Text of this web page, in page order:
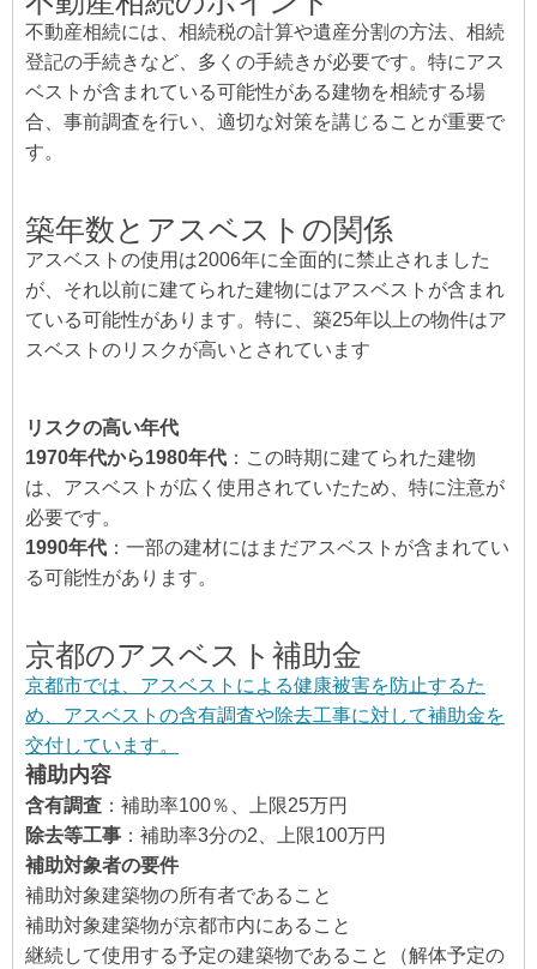
不動産相続には、相続税の計算や遺産分割の方法、相続
登記の手続きなど、多くの手続きが必要です。特にアス
ベストが含まれている可能性がある建物を相続する場
合、事前調査を行い、適切な対策を講じることが重要で
す。
築年数とアスベストの関係
アスベストの使用は2006年に全面的に禁止されました
が、それ以前に建てられた建物にはアスベストが含まれ
ている可能性があります。特に、築25年以上の物件はア
スベストのリスクが高いとされています
リスクの高い年代
1970年代から1980年代 ：この時期に建てられた建物
は、アスベストが広く使用されていたため、特に注意が
必要です。
1990年代 ：一部の建材にはまだアスベストが含まれてい
る可能性があります。
京都のアスベスト補助金
京都市では、アスベストによる健康被害を防止するた
め、アスベストの含有調査や除去工事に対して補助金を
交付しています。
補助内容
含有調査 ：補助率100％、上限25万円
除去等工事 ：補助率3分の2、上限100万円
補助対象者の要件
補助対象建築物の所有者であること
補助対象建築物が京都市内にあること
継続して使用する予定の建築物であること（解体予定の